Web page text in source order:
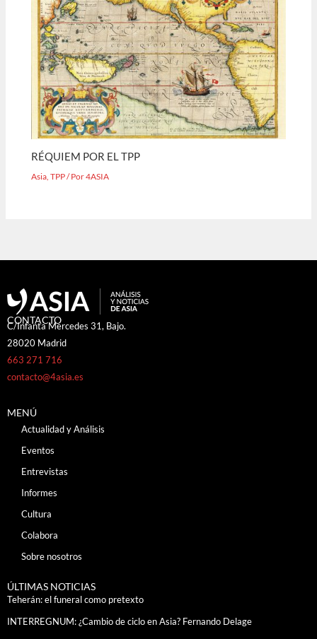
RÉQUIEM POR EL TPP
Asia,TPP/ Por4ASIA
CONTACTO
C/Infanta Mercedes 31, Bajo.
28020 Madrid
663 271 716
contacto@4asia.es
MENÚ
Actualidad y Análisis
Eventos
Entrevistas
Informes
Cultura
Colabora
Sobre nosotros
ÚLTIMAS NOTICIAS
Teherán: el funeral como pretexto
INTERREGNUM: ¿Cambio de ciclo en Asia? Fernando Delage